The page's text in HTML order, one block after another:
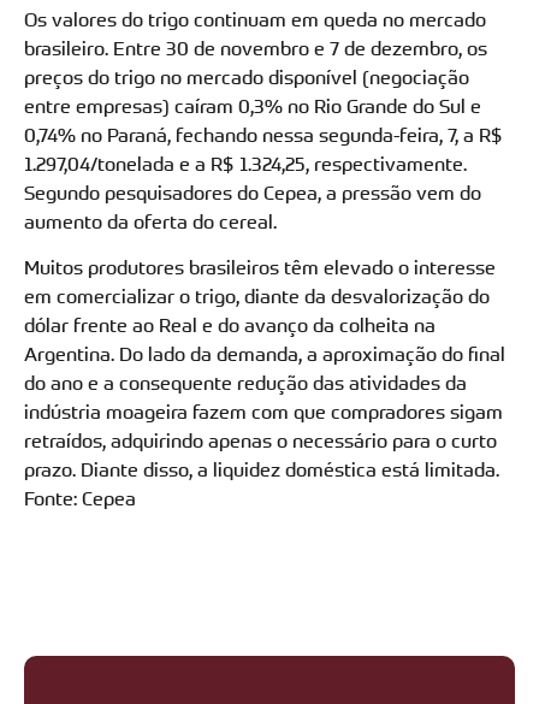
Os valores do trigo continuam em queda no mercado
brasileiro. Entre 30 de novembro e 7 de dezembro, os
preços do trigo no mercado disponível (negociação
entre empresas) caíram 0,3% no Rio Grande do Sul e
0,74% no Paraná, fechando nessa segunda-feira, 7, a R$
1.297,04/tonelada e a R$ 1.324,25, respectivamente.
Segundo pesquisadores do Cepea, a pressão vem do
aumento da oferta do cereal.
Muitos produtores brasileiros têm elevado o interesse
em comercializar o trigo, diante da desvalorização do
dólar frente ao Real e do avanço da colheita na
Argentina. Do lado da demanda, a aproximação do final
do ano e a consequente redução das atividades da
indústria moageira fazem com que compradores sigam
retraídos, adquirindo apenas o necessário para o curto
prazo. Diante disso, a liquidez doméstica está limitada.
Fonte: Cepea